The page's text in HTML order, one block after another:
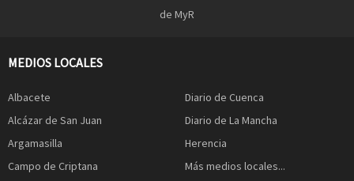
de MyR
MEDIOS LOCALES
Albacete
Alcázar de San Juan
Argamasilla
Campo de Criptana
Diario de Cuenca
Diario de La Mancha
Herencia
Más medios locales...